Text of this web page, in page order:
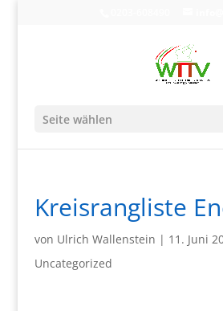
Seite wählen
Kreisrangliste
von Ulrich Wallenstein | 11. Juni
Uncategorized